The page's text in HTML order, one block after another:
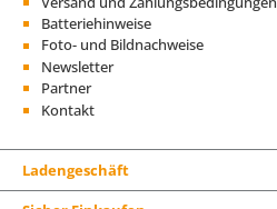
Batteriehinweise
Foto- und Bildnachweise
Newsletter
Partner
Kontakt
Ladengeschäft